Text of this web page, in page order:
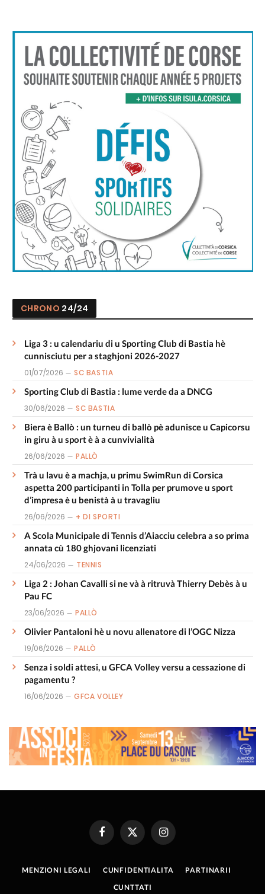
CHRONO 24/24
Liga 3 : u calendariu di u Sporting Club di Bastia hè
cunnisciutu per a staghjoni 2026-2027
01/07/2026 SC BASTIA
Sporting Club di Bastia : lume verde da a DNCG
30/06/2026 SC BASTIA
Biera è Ballò : un turneu di ballò pè adunisce u Capicorsu
in giru à u sport è à a cunvivialità
26/06/2026 PALLÒ
Trà u lavu è a machja, u primu SwimRun di Corsica
aspetta 200 participanti in Tolla per prumove u sport
d’impresa è u benistà à u travagliu
26/06/2026 + DI SPORTI
A Scola Municipale di Tennis d’Aiacciu celebra a so prima
annata cù 180 ghjovani licenziati
24/06/2026 TENNIS
Liga 2 : Johan Cavalli si ne và à ritruvà Thierry Debès à u
Pau FC
23/06/2026 PALLÒ
Olivier Pantaloni hè u novu allenatore di l’OGC Nizza
19/06/2026 PALLÒ
Senza i soldi attesi, u GFCA Volley versu a cessazione di
pagamentu ?
16/06/2026 GFCA VOLLEY
FacebookX
Instagram
MENZIONI LEGALI CUNFIDENTIALITA
PARTINARII
CUNTTATI